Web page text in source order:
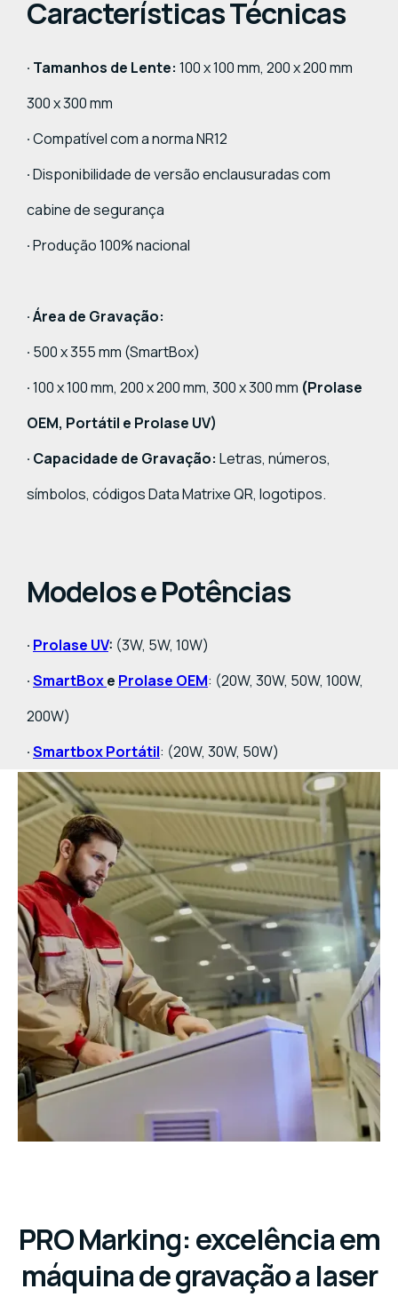
Características Técnicas
· Tamanhos de Lente: 100 x 100 mm, 200 x 200 mm
300 x 300 mm
·Compatível com a norma NR12
·Disponibilidade de versão enclausuradas com
cabine de segurança
·Produção 100% nacional
· Área de Gravação:
· 500 x 355 mm (SmartBox)
·100 x 100 mm, 200 x 200 mm, 300 x 300 mm (Prolase
OEM, Portátil e Prolase UV)
· Capacidade de Gravação: Letras, números,
símbolos, códigos Data Matrixe QR, logotipos.
Modelos e Potências
· Prolase UV: (3W, 5W, 10W)
·SmartBoxe Prolase OEM: (20W, 30W, 50W, 100W,
200W)
·Smartbox Portátil: (20W, 30W, 50W)
PRO Marking: excelência em
máquina de gravação a laser